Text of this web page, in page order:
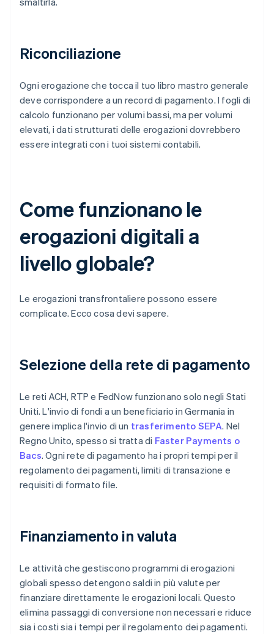
Riconciliazione
Ogni erogazione che tocca il tuo libro mastro generale
deve corrispondere a un record di pagamento. I fogli di
calcolo funzionano per volumi bassi, ma per volumi
elevati, i dati strutturati delle erogazioni dovrebbero
essere integrati con i tuoi sistemi contabili.
Come funzionano le
erogazioni digitali a
livello globale?
Le erogazioni transfrontaliere possono essere
complicate. Ecco cosa devi sapere.
Selezione della rete di pagamento
Le reti ACH, RTP e FedNow funzionano solo negli Stati
Uniti. L'invio di fondi a un beneficiario in Germania in
genere implica l'invio di un trasferimento SEPA. Nel
Regno Unito, spesso si tratta di Faster Payments o
Bacs. Ogni rete di pagamento ha i propri tempi per il
regolamento dei pagamenti, limiti di transazione e
requisiti di formato file.
Finanziamento in valuta
Le attività che gestiscono programmi di erogazioni
globali spesso detengono saldi in più valute per
finanziare direttamente le erogazioni locali. Questo
elimina passaggi di conversione non necessari e riduce
sia i costi sia i tempi per il regolamento dei pagamenti.